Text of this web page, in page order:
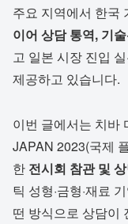
주요 지역에서 한국
이어 상담 통역, 기
고 일본 시장 진입
제공하고 있습니다.
이번 글에서는 치바
JAPAN 2023(국제
한 전시회 참관 및
틱 성형·금형·재료
떤 방식으로 상담이